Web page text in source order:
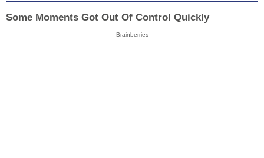
Some Moments Got Out Of Control Quickly
Brainberries